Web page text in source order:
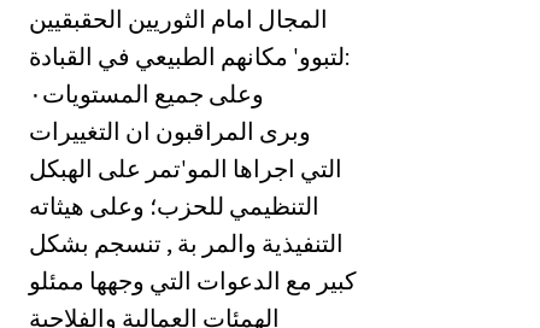
المجال امام الثوريين الحقبقيين
لتبوو' مكانهم الطبيعي في القبادة:
وعلى جميع المستويات٠‏
وبرى المراقبون ان التغييرات
التي اجراها المو'تمر على الهبكل
التنظيمي للحزب؛ وعلى هيثاته
التنفيذية والمر بة , تنسجم بشكل
كبير مع الدعوات التي وجهها ممئلو
الهمئات العمالية والفلاحية